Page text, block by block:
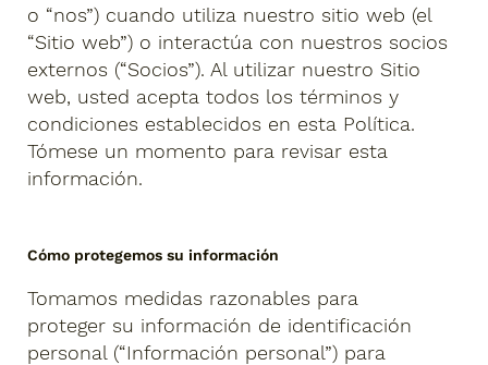
o “nos”) cuando utiliza nuestro sitio web (el
“Sitio web”) o interactúa con nuestros socios
externos (“Socios”). Al utilizar nuestro Sitio
web, usted acepta todos los términos y
condiciones establecidos en esta Política.
Tómese un momento para revisar esta
información.
Cómo protegemos su información
Tomamos medidas razonables para
proteger su información de identificación
personal (“Información personal”) para